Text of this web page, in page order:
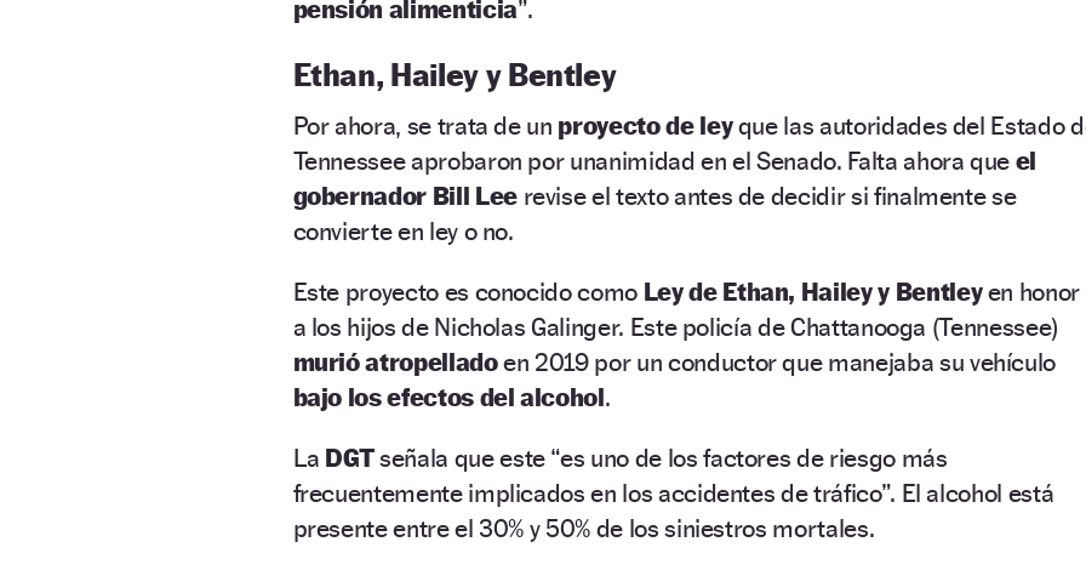
pensión alimenticia”.
Ethan, Hailey y Bentley
Por ahora, se trata de un proyecto de leyque las autoridades del Estado
Tennessee aprobaron por unanimidad en el Senado. Falta ahora que el
gobernador Bill Leerevise el texto antes de decidir si finalmente se
convierte en ley o no.
Este proyecto es conocido como Ley de Ethan, Hailey y Bentleyen honor
a los hijos de Nicholas Galinger. Este policía de Chattanooga (Tennessee)
murió atropelladoen 2019 por un conductor que manejaba su vehículo
bajo los efectos del alcohol.
La DGTseñala que este “es uno de los factores de riesgo más
frecuentemente implicados en los accidentes de tráfico”. El alcohol está
presente entre el 30% y 50% de los siniestros mortales.